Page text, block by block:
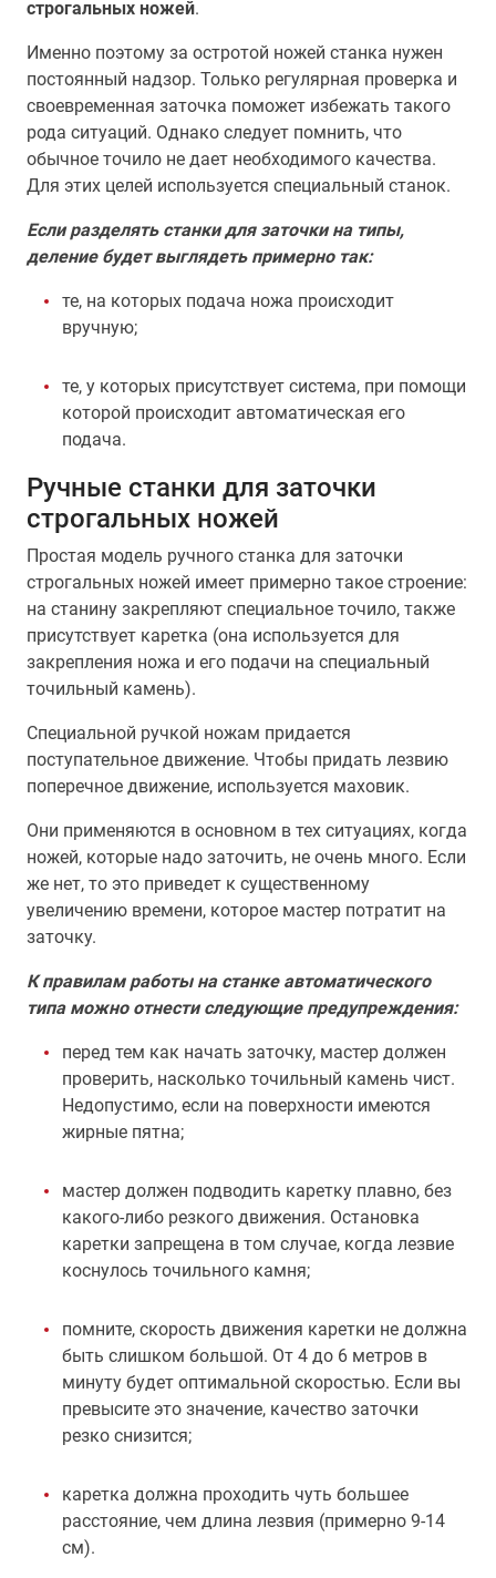
строгальных ножей.
Именно поэтому за остротой ножей станка нужен
постоянный надзор. Только регулярная проверка и
своевременная заточка поможет избежать такого
рода ситуаций. Однако следует помнить, что
обычное точило не дает необходимого качества.
Для этих целей используется специальный станок.
Если разделять станки для заточки на типы,
деление будет выглядеть примерно так:
те, на которых подача ножа происходит
вручную;
те, у которых присутствует система, при помощи
которой происходит автоматическая его
подача.
Ручные станки для заточки
строгальных ножей
Простая модель ручного станка для заточки
строгальных ножей имеет примерно такое строение:
на станину закрепляют специальное точило, также
присутствует каретка (она используется для
закрепления ножа и его подачи на специальный
точильный камень).
Специальной ручкой ножам придается
поступательное движение. Чтобы придать лезвию
поперечное движение, используется маховик.
Они применяются в основном в тех ситуациях, когда
ножей, которые надо заточить, не очень много. Если
же нет, то это приведет к существенному
увеличению времени, которое мастер потратит на
заточку.
К правилам работы на станке автоматического
типа можно отнести следующие предупреждения:
перед тем как начать заточку, мастер должен
проверить, насколько точильный камень чист.
Недопустимо, если на поверхности имеются
жирные пятна;
мастер должен подводить каретку плавно, без
какого-либо резкого движения. Остановка
каретки запрещена в том случае, когда лезвие
коснулось точильного камня;
помните, скорость движения каретки не должна
быть слишком большой. От 4 до 6 метров в
минуту будет оптимальной скоростью. Если вы
превысите это значение, качество заточки
резко снизится;
каретка должна проходить чуть большее
расстояние, чем длина лезвия (примерно 9-14
см).